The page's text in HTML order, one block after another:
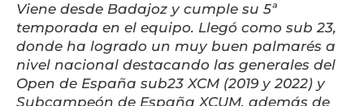
Viene desde Badajoz y cumple su 5ª
temporada en el equipo. Llegó como sub 23,
donde ha logrado un muy buen palmarés a
nivel nacional destacando las generales del
Open de España sub23 XCM (2019 y 2022) y
Subcampeón de España XCUM, además de